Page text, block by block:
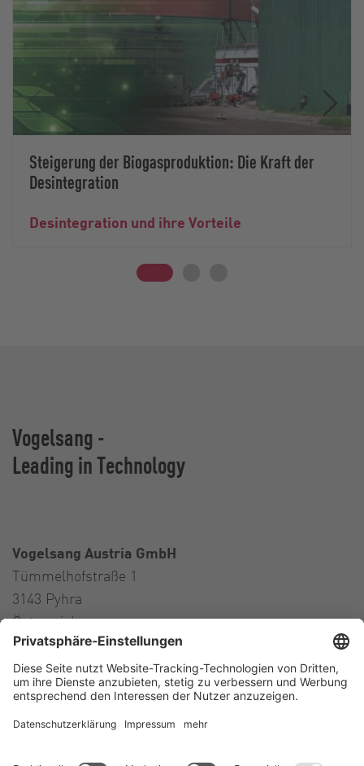
Steigerung der Biogasproduktion: Die Kraft der
Desintegration
Desintegration und ihre Vorteile
Vogelsang -
Leading in Technology
Vogelsang Austria GmbH
Tümmelhofstraße 1
3143 Pyhra
Österreich
Contact
Tel.:+43 664 16 56 724